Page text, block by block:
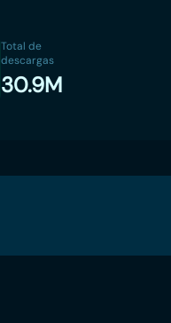
Total de
descargas
30.9M